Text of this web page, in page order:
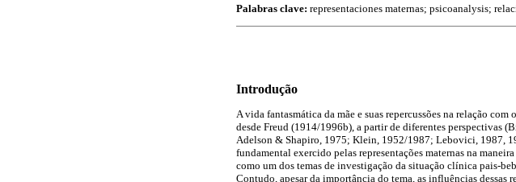
Palabras clave: representaciones maternas; psicoanalysis;
Introdução
A vida fantasmática da mãe e suas repercussões na relação
desde Freud (1914/1996b), a partir de diferentes perspectivas
Adelson & Shapiro, 1975; Klein, 1952/1987; Lebovici, 1987,
fundamental exercido pelas representações maternas na
como um dos temas de investigação da situação clínica pais-
Contudo, apesar da importância do tema, as influências